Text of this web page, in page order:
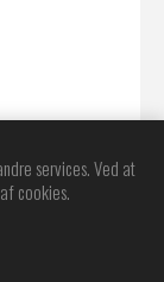
A/S. Alle
services. Ved at
cookies.